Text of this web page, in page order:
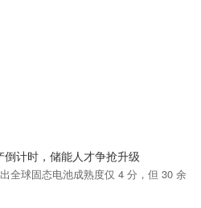
倒计时，储能人才争抢升级
全球固态电池成熟度仅 4 分，但 30 余